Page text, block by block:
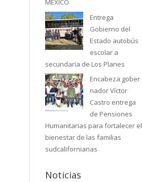
MÉXICO
Entrega
Gobierno del
Estado autobús
escolar a
secundaria de Los Planes
Encabeza gober
nador Víctor
Castro entrega
de Pensiones
Humanitarias para fortalecer el
bienestar de las familias
sudcalifornianas
Noticias